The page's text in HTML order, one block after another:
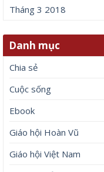
Tháng 3 2018
Danh mục
Chia sẻ
Cuộc sống
Ebook
Giáo hội Hoàn Vũ
Giáo hội Việt Nam